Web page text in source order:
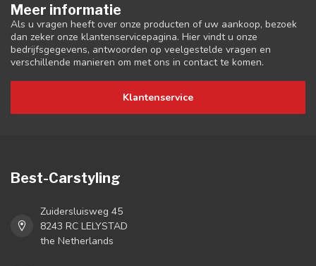
Meer informatie
Als u vragen heeft over onze producten of uw aankoop, bezoek
dan zeker onze klantenservicepagina. Hier vindt u onze
bedrijfsgegevens, antwoorden op veelgestelde vragen en
verschillende manieren om met ons in contact te komen.
Klantenservice
Best-Carstyling
Zuidersluisweg 45
8243 RC LELYSTAD
the Netherlands